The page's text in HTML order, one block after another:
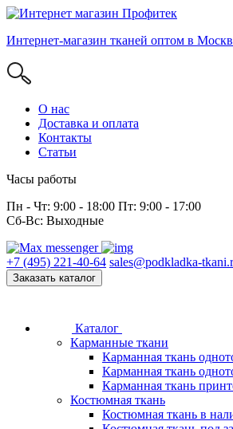
Интернет-магазин тканей оптом в
О нас
Доставка и оплата
Контакты
Статьи
Часы работы
Пн - Чт: 9:00 - 18:00 Пт: 9:00 - 17:00
Сб-Вс: Выходные
+7 (495) 221-40-64 sales@podkladka-
Заказать каталог
Каталог
Карманные ткани
Карманная ткань
Карманная ткань
Карманная ткань
Костюмная ткань
Костюмная ткань в